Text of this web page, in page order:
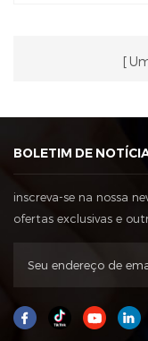
BOLETIM DE
inscreva-se na nossa
ofertas exclusivas e